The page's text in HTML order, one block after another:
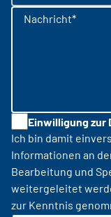
Nachricht*
Einwilligung zur
Ich bin damit
Informationen an
Bearbeitung und
weitergeleitet
zur Kenntnis